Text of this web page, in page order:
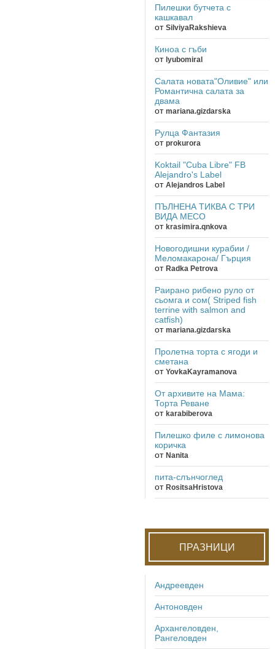
Пилешки бутчета с
кашкавал
от SilviyaRakshieva
Киноа с гъби
от lyubomiral
Салата новата"Оливие" или
Романтична салата за
двама
от mariana.gizdarska
Рулца Фантазия
от prokurora
Koktail "Cuba Libre" FB
Alejandro's Label
от Alejandros Label
ПЪЛНЕНА ТИКВА С ТРИ
ВИДА МЕСО
от krasimira.qnkova
Новогодишни курабии /
Меломакарона/ Гърция
от Radka Petrova
Раирано рибено руло от
сьомга и сом( Striped fish
terrine with salmon and
catfish)
от mariana.gizdarska
Пролетна торта с ягоди и
сметана
от YovkaKayramanova
От архивите на Мама:
Торта Реване
от karabiberova
Пилешко филе с лимонова
коричка
от Nanita
пита-слънчоглед
от RositsaHristova
ПРАЗНИЦИ
Андреевден
Антоновден
Архангеловден,
Рангеловден